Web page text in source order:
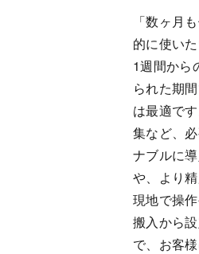
「数ヶ月
的に使い
1週間から
られた期
は最適で
集など、
ナブルに
や、より
現地で操
搬入から
で、お客